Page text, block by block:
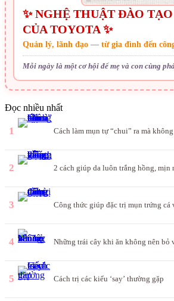
✨ NGHỆ THUẬT ĐÀO
CỦA TOYOTA ✨
Quản lý, lãnh đạo — từ gia đình đến
Mỗi ngày là một cơ hội để mẹ và con cùng
Đọc nhiều nhất
1 Cách làm mụn tự “chui” ra mà
2 2 cách giúp da luôn trắng hồng, mịn
3 Công thức giúp đặc trị mụn trứng cá
4 Những trái cây khi ăn không nên bỏ
5 Cách trị các kiểu ‘say’ thường gặp